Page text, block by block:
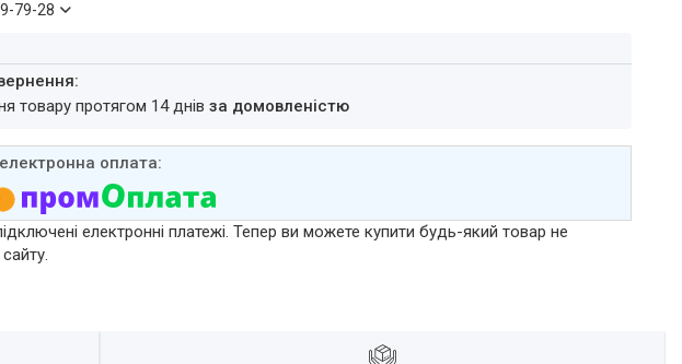
79-28
товару протягом 14 днівза домовленістю
електронні платежі. Тепер ви можете купити будь-який товар не